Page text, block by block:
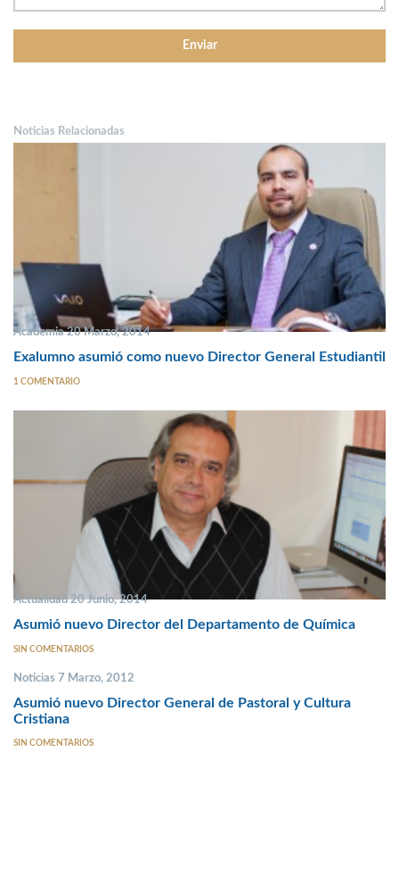
Noticias Relacionadas
Academia 20 Marzo, 2014
Exalumno asumió como nuevo Director General Estudiantil
1 COMENTARIO
Actualidad 20 Junio, 2014
Asumió nuevo Director del Departamento de Química
SIN COMENTARIOS
Noticias 7 Marzo, 2012
Asumió nuevo Director General de Pastoral y Cultura
Cristiana
SIN COMENTARIOS